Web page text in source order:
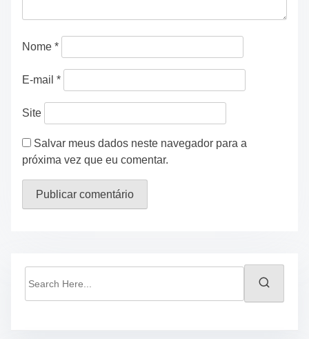
Nome *
E-mail *
Site
Salvar meus dados neste navegador para a
próxima vez que eu comentar.
e